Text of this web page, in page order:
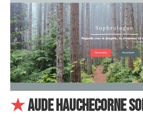
★Aude Hauchecorne